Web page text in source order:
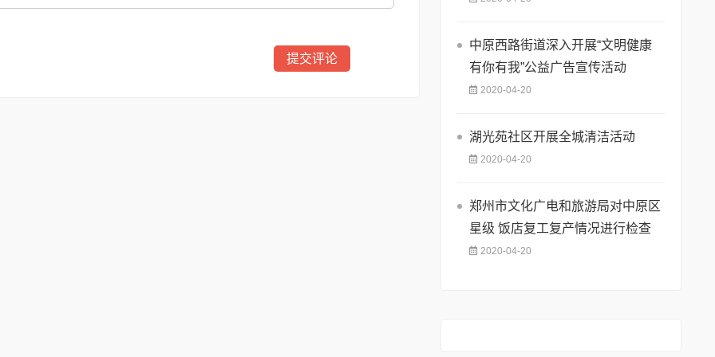
中原西路街道深入开展“文明健康
有你有我”公益广告宣传活动
2020-04-20
湖光苑社区开展全城清洁活动
2020-04-20
郑州市文化广电和旅游局对中原区
星级 饭店复工复产情况进行检查
2020-04-20